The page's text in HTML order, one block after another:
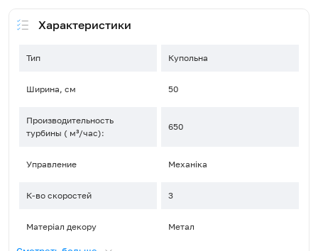
Характеристики
Тип Купольна
Ширина, см 50
Производительность
турбины ( м³/час):
650
Управление Механіка
К-во скоростей 3
Матеріал декору Метал